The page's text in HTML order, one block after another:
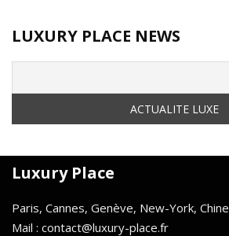
LUXURY PLACE NEWS
Luxury Place
Paris, Cannes, Genève, New-York, Chine
Mail : contact@luxury-place.fr